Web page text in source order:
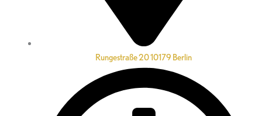
Rungestraße 20 10179 Berlin